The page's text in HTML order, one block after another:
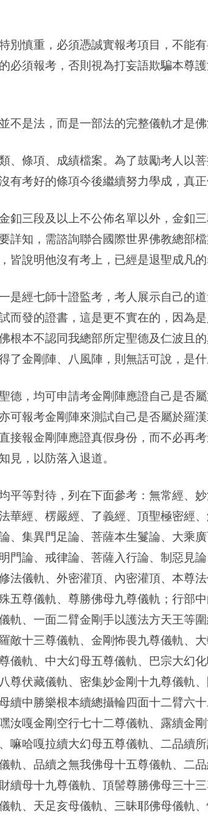
別慎重，必須憑誠實報考項目，不能
必須報考，否則視為打妄語欺騙本尊
是法，而是一部法的完整儀軌才是佛
、條項、成績檔案。為了鼓勵考人以
考好的條項今後繼續努力學成，真
三段及以上不公佈名單以外，金釦
詳知，需諮詢聯合國際世界佛教總部
說明他沒有考上，已經是退聖成凡的
是經七師十證監考，考人展示自己的
而發的證書，這是更不實在的，因為
根本不認同我總部所定聖德及仁波且
了金剛陣、八風陣，則無話可說，是
德，均可申請考金剛陣應證自己是否
可報考金剛陣來測試自己是否屬於羅
接報金剛陣應證真假身份，而不必再
見，以防落入退道。
平等對待，列在下面參考：無常經、
華經、楞嚴經、了義經、頂聖極密經
、集異門足論、菩薩本生鬘論、大乘
門論、戒律論、菩薩入行論、制惡見
儀軌、外密灌頂、內密灌頂、本尊
五尊儀軌、尊勝佛母九尊儀軌；行部
軌、一面二臂金剛手以護法方天王等
敵十三尊儀軌、金剛怖畏九尊儀軌、
儀軌、中大幻母五尊儀軌、巴宗大幻
尊伏藏儀軌、密集妙金剛十九尊儀軌
續中勝樂根本續總攝輪四面十二臂六
嘎金剛空行七十二尊儀軌、露續金
嘛哈嘎拉續大幻母五尊儀軌、二品續
軌、品續之無我佛母十五尊儀軌、二
續母十九尊儀軌、頂髻尊勝佛母三十
軌、天足亥母儀軌、三昧耶佛母儀軌